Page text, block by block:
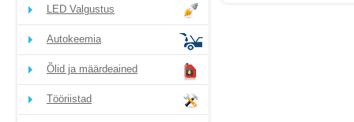
LED Valgustus
Autokeemia
Õlid ja määrdeained
Tööriistad